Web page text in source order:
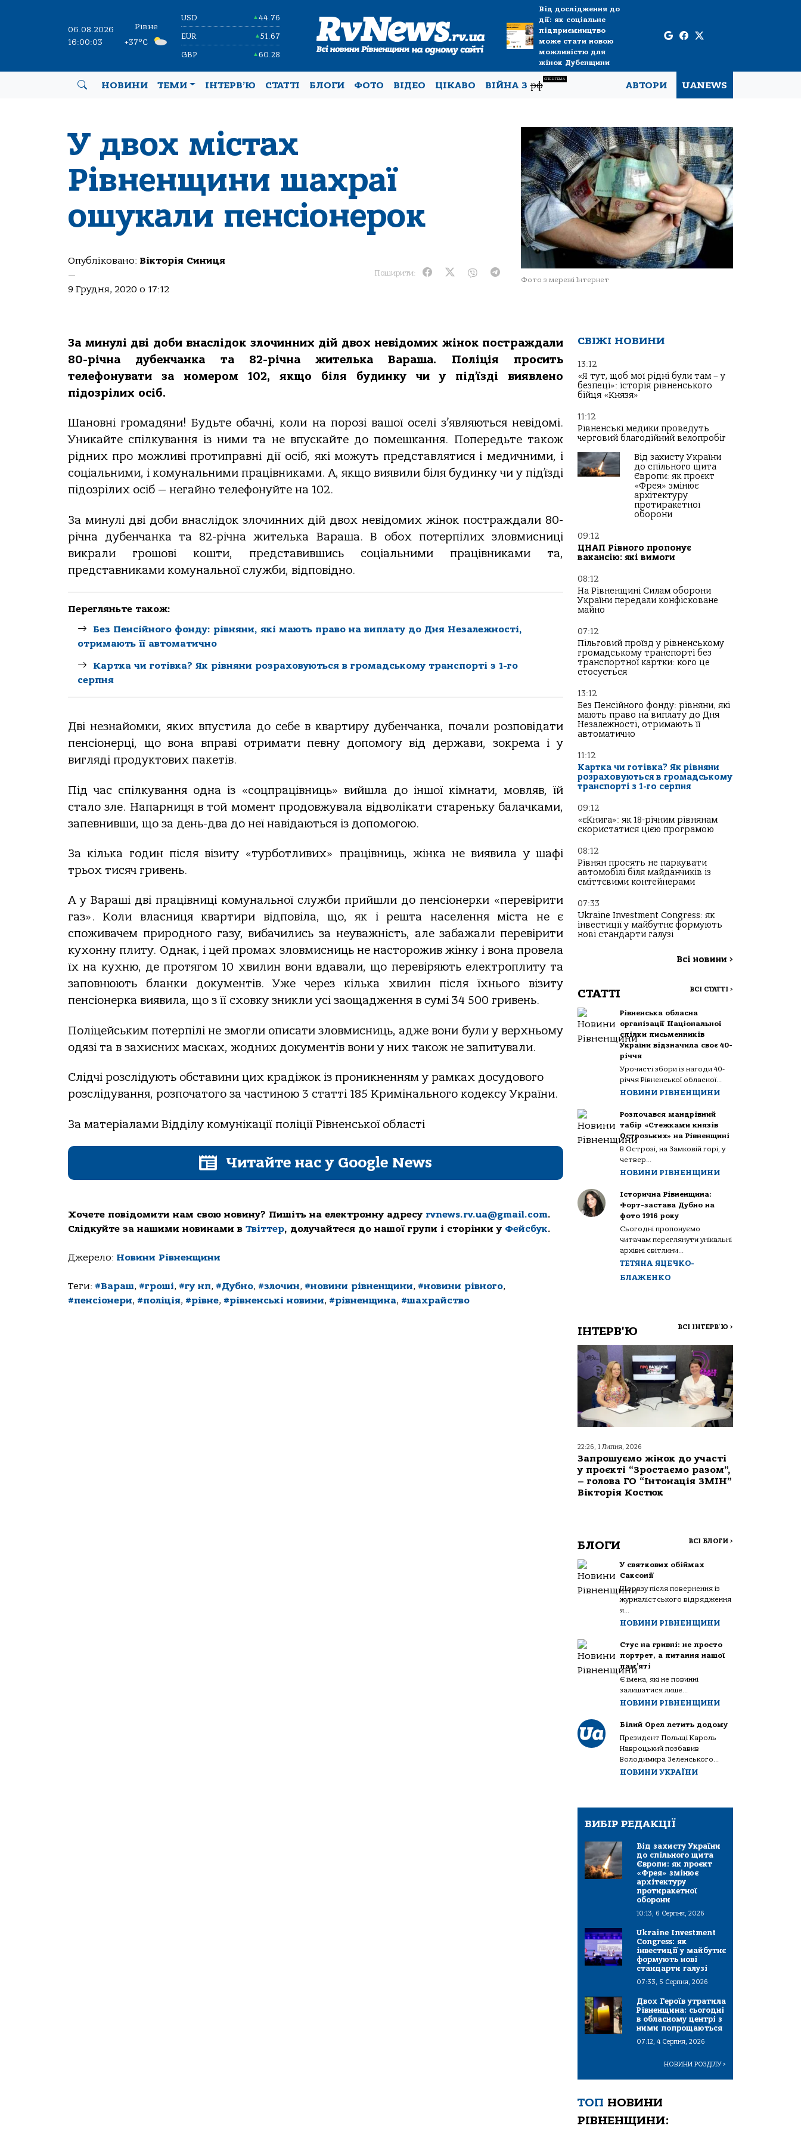
06.08.2026
16:00:04
Рівне
+37°C
USD ▲44.76
EUR ▲51.67
GBP ▲60.28
Від дослідження до
дії: як соціальне
підприємництво
може стати новою
можливістю для
жінок Дубенщини
НОВИНИ ТЕМИ ІНТЕРВ’Ю СТАТТІ БЛОГИ ФОТО ВІДЕО ЦІКАВО ВІЙНА Зрф
СПЕЦТЕМА
АВТОРИ UANEWS
У двох містах
Рівненщини шахраї
ошукали пенсіонерок
Опубліковано: Вікторія Синиця
—
9 Грудня, 2020 о 17:12
Поширити:
Фото з мережі Інтернет
За минулі дві доби внаслідок злочинних дій двох невідомих жінок постраждали
80-річна дубенчанка та 82-річна жителька Вараша. Поліція просить
телефонувати за номером 102, якщо біля будинку чи у під’їзді виявлено
підозрілих осіб.
Шановні громадяни! Будьте обачні, коли на порозі вашої оселі з’являються невідомі.
Уникайте спілкування із ними та не впускайте до помешкання. Попередьте також
рідних про можливі протиправні дії осіб, які можуть представлятися і медичними, і
соціальними, і комунальними працівниками. А, якщо виявили біля будинку чи у під’їзді
підозрілих осіб — негайно телефонуйте на 102.
За минулі дві доби внаслідок злочинних дій двох невідомих жінок постраждали 80-
річна дубенчанка та 82-річна жителька Вараша. В обох потерпілих зловмисниці
викрали грошові кошти, представившись соціальними працівниками та,
представниками комунальної служби, відповідно.
Перегляньте також:
Без Пенсійного фонду: рівняни, які мають право на виплату до Дня Незалежності,
отримають її автоматично
Картка чи готівка? Як рівняни розраховуються в громадському транспорті з 1-го
серпня
Дві незнайомки, яких впустила до себе в квартиру дубенчанка, почали розповідати
пенсіонерці, що вона вправі отримати певну допомогу від держави, зокрема і у
вигляді продуктових пакетів.
Під час спілкування одна із «соцпрацівниць» вийшла до іншої кімнати, мовляв, їй
стало зле. Напарниця в той момент продовжувала відволікати стареньку балачками,
запевнивши, що за день-два до неї навідаються із допомогою.
За кілька годин після візиту «турботливих» працівниць, жінка не виявила у шафі
трьох тисяч гривень.
А у Вараші дві працівниці комунальної служби прийшли до пенсіонерки «перевірити
газ». Коли власниця квартири відповіла, що, як і решта населення міста не є
споживачем природного газу, вибачились за неуважність, але забажали перевірити
кухонну плиту. Однак, і цей промах зловмисниць не насторожив жінку і вона провела
їх на кухню, де протягом 10 хвилин вони вдавали, що перевіряють електроплиту та
заповнюють бланки документів. Уже через кілька хвилин після їхнього візиту
пенсіонерка виявила, що з її сховку зникли усі заощадження в сумі 34 500 гривень.
Поліцейським потерпілі не змогли описати зловмисниць, адже вони були у верхньому
одязі та в захисних масках, жодних документів вони у них також не запитували.
Слідчі розслідують обставини цих крадіжок із проникненням у рамках досудового
розслідування, розпочатого за частиною 3 статті 185 Кримінального кодексу України.
За матеріалами Відділу комунікації поліції Рівненської області
Читайте нас у Google News
Хочете повідомити нам свою новину? Пишіть на електронну адресу rvnews.rv.ua@gmail.com.
Слідкуйте за нашими новинами в Твіттер, долучайтеся до нашої групи і сторінки у Фейсбук.
Джерело: Новини Рівненщини
Теги: #Вараш, #гроші, #гу нп, #Дубно, #злочин, #новини рівненщини, #новини рівного,
#пенсіонери, #поліція, #рівне, #рівненські новини, #рівненщина, #шахрайство
СВІЖІ НОВИНИ
13:12
«Я тут, щоб мої рідні були там – у
безпеці»: історія рівненського
бійця «Князя»
11:12
Рівненські медики проведуть
черговий благодійний велопробіг
Від захисту України
до спільного щита
Європи: як проєкт
«Фрея» змінює
архітектуру
протиракетної
оборони
09:12
ЦНАП Рівного пропонує
вакансію: які вимоги
08:12
На Рівненщині Силам оборони
України передали конфісковане
майно
07:12
Пільговий проїзд у рівненському
громадському транспорті без
транспортної картки: кого це
стосується
13:12
Без Пенсійного фонду: рівняни, які
мають право на виплату до Дня
Незалежності, отримають її
автоматично
11:12
Картка чи готівка? Як рівняни
розраховуються в громадському
транспорті з 1-го серпня
09:12
«єКнига»: як 18-річним рівнянам
скористатися цією програмою
08:12
Рівнян просять не паркувати
автомобілі біля майданчиків із
сміттєвими контейнерами
07:33
Ukraine Investment Congress: як
інвестиції у майбутнє формують
нові стандарти галузі
Всі новини >
СТАТТІ ВСІ СТАТТІ >
Рівненська обласна
організації Національної
спілки письменників
України відзначила своє 40-
річчя
Урочисті збори із нагоди 40-
річчя Рівненської обласної...
НОВИНИ РІВНЕНЩИНИ
Розпочався мандрівний
табір «Стежками князів
Острозьких» на Рівненщині
В Острозі, на Замковій горі, у
четвер...
НОВИНИ РІВНЕНЩИНИ
Історична Рівненщина:
Форт-застава Дубно на
фото 1916 року
Сьогодні пропонуємо
читачам переглянути унікальні
архівні світлини...
ТЕТЯНА ЯЦЕЧКО-
БЛАЖЕНКО
ІНТЕРВ'Ю ВСІ ІНТЕРВ'Ю >
22:26, 1 Липня, 2026
Запрошуємо жінок до участі
у проєкті “Зростаємо разом”,
– голова ГО “Інтонація ЗМІН”
Вікторія Костюк
БЛОГИ ВСІ БЛОГИ >
У святкових обіймах
Саксонії
Щоразу після повернення із
журналістського відрядження
я...
НОВИНИ РІВНЕНЩИНИ
Стус на гривні: не просто
портрет, а питання нашої
пам’яті
Є імена, які не повинні
залишатися лише...
НОВИНИ РІВНЕНЩИНИ
Білий Орел летить додому
Президент Польщі Кароль
Навроцький позбавив
Володимира Зеленського...
НОВИНИ УКРАЇНИ
ВИБІР РЕДАКЦІЇ
Від захисту України
до спільного щита
Європи: як проєкт
«Фрея» змінює
архітектуру
протиракетної
оборони
10:13, 6 Серпня, 2026
Ukraine Investment
Congress: як
інвестиції у майбутнє
формують нові
стандарти галузі
07:33, 5 Серпня, 2026
Двох Героїв утратила
Рівненщина: сьогодні
в обласному центрі з
ними попрощаються
07:12, 4 Серпня, 2026
НОВИНИ РОЗДІЛУ>
ТОП НОВИНИ
РІВНЕНЩИНИ: